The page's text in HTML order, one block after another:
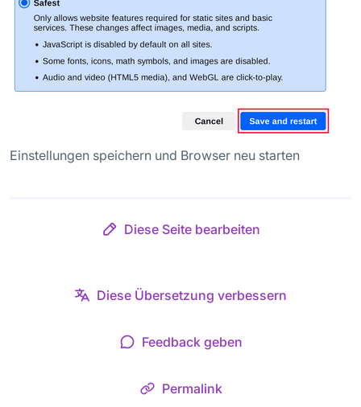
Einstellungen speichern und Browser neu starten
Diese Seite bearbeiten
Diese Übersetzung verbessern
Feedback geben
Permalink